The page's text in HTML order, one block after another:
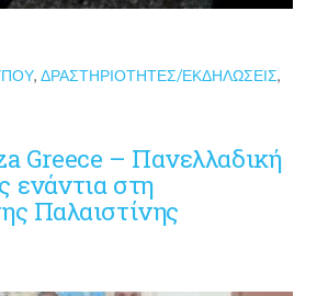
,ΔΡΑΣΤΗΡΙΌΤΗΤΕΣ/ΕΚΔΗΛΏΣΕΙΣ,
Greece – Πανελλαδική
ενάντια στη
Παλαιστίνης